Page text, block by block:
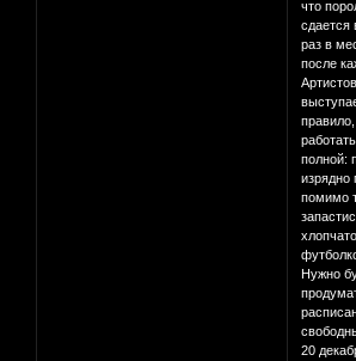
что
сдается
раз в
после
полной:
изрядно
помимо
Нужно
20